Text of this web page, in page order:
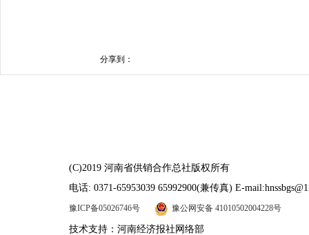
分享到：
(C)2019 河南省供销合作总社版权所有
电话: 0371-65953039 65992900(兼传真) E-
豫ICP备05026746号 豫公网安备 41010502004228号
技术支持：河南经济报社网络部